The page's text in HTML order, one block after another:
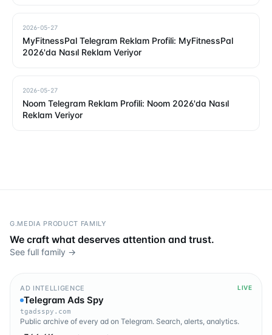
2026-05-27
MyFitnessPal Telegram Reklam Profili: MyFitnessPal
2026'da Nasıl Reklam Veriyor
2026-05-27
Noom Telegram Reklam Profili: Noom 2026'da Nasıl
Reklam Veriyor
G.MEDIA PRODUCT FAMILY
We craft what deserves attention and trust.
See full family →
AD INTELLIGENCE LIVE
Telegram Ads Spy
tgadsspy.com
Public archive of every ad on Telegram. Search, alerts, analytics.